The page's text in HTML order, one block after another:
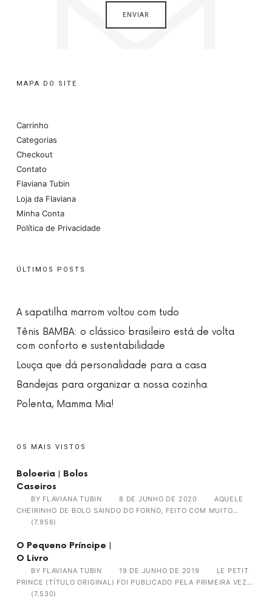
MAPA DO SITE
Carrinho
Categorias
Checkout
Contato
Flaviana Tubin
Loja da Flaviana
Minha Conta
Política de Privacidade
ÚLTIMOS POSTS
A sapatilha marrom voltou com tudo
Tênis BAMBA: o clássico brasileiro está de volta
com conforto e sustentabilidade
Louça que dá personalidade para a casa
Bandejas para organizar a nossa cozinha
Polenta, Mamma Mia!
OS MAIS VISTOS
Boloeria | Bolos
Caseiros
BY FLAVIANA TUBIN 8 DE JUNHO DE 2020
AQUELE
CHEIRINHO DE BOLO SAINDO DO FORNO, FEITO COM MUITO…
(7.956)
O Pequeno Príncipe |
O Livro
BY FLAVIANA TUBIN 19 DE JUNHO DE 2019
LE PETIT
PRINCE (TÍTULO ORIGINAL) FOI PUBLICADO PELA PRIMEIRA VEZ…
(7.530)